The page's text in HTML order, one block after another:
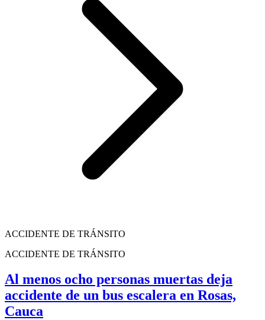
ACCIDENTE DE TRÁNSITO
ACCIDENTE DE TRÁNSITO
Al menos ocho personas muertas deja
accidente de un bus escalera en Rosas,
Cauca